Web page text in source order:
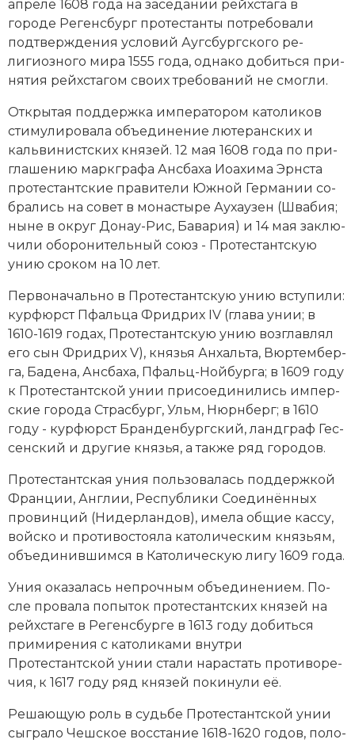
Новая история
Новейшая история
Нумизматика
Образование
Общественные объединения и организации
Политическая история
Революции и народные движения
Религия и церковь
Россия
Северная Америка
Социально-экономическая история
Специальные исторические дисциплины
СССР
апреле 1608 года на за­се­да­нии рейхс­та­га в
городе Ре­генс­бург про­тес­тан­ты по­тре­бо­ва­ли
под­твер­жде­ния ус­ло­вий Аугс­бург­ско­го ре­
лигиозного ми­ра 1555 года, од­на­ко до­бить­ся при­
ня­тия рейхс­та­гом сво­их тре­бо­ва­ний не смог­ли.
От­кры­тая под­держ­ка им­пе­ра­то­ром ка­то­ли­ков
сти­му­ли­ро­ва­ла объ­еди­не­ние лю­те­ран­ских и
каль­ви­ни­ст­ских кня­зей. 12 мая 1608 года по при­
гла­ше­нию марк­гра­фа Ан­сба­ха Ио­а­хи­ма Эрн­ста
про­тес­тант­ские пра­ви­те­ли Южной Гер­ма­нии со­
бра­лись на со­вет в монастыре Ау­хау­зен (Шва­бия;
ны­не в округ До­нау-Рис, Ба­ва­рия) и 14 мая за­клю­
чи­ли обо­ро­нительный со­юз - Протестантскую
унию сро­ком на 10 лет.
Пер­во­на­чаль­но в Протестантскую унию всту­пи­ли:
кур­фюрст Пфаль­ца Фрид­рих IV (гла­ва унии; в
1610-1619 годах, Протестантскую унию воз­глав­лял
его сын Фрид­рих V), кня­зья Ан­халь­та, Вюр­тем­бер­
га, Ба­де­на, Анс­баха, Пфальц-Ной­бур­га; в 1609 году
к Протестантской унии при­сое­ди­ни­лись им­пер­
ские го­ро­да Страс­бург, Ульм, Нюрн­берг; в 1610
году - кур­фюрст Бран­ден­бург­ский, ланд­граф Гес­
сен­ский и другие кня­зья, а так­же ряд го­родов.
Протестантская уния поль­зо­ва­лась под­держ­кой
Фран­ции, Анг­лии, Рес­пуб­ли­ки Со­еди­нён­ных
про­вин­ций (Ни­дер­лан­дов), име­ла об­щие кас­су,
вой­ско и про­ти­во­стоя­ла ка­то­лическим князь­ям,
объ­е­ди­нив­шим­ся в Ка­то­ли­че­скую ли­гу 1609 года.
Уния ока­за­лась не­проч­ным объ­е­ди­не­ни­ем. По­
сле про­ва­ла по­пы­ток про­тес­тант­ских кня­зей на
рейхс­та­ге в Ре­генс­бур­ге в 1613 году до­бить­ся
при­ми­ре­ния с ка­то­ли­ка­ми внут­ри
Протестантской унии ста­ли на­рас­тать про­ти­во­ре­
чия, к 1617 году ряд кня­зей по­ки­ну­ли её.
Ре­шаю­щую роль в судь­бе Протестантской унии
сыг­ра­ло Чеш­ское вос­ста­ние 1618-1620 годов, по­ло­